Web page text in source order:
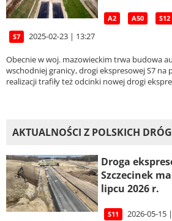
A2 A50 S12
S7 2025-02-23 | 13:27
Obecnie w woj. mazowieckim trwa budowa
wschodniej granicy, drogi ekspresowej S7 na
realizacji trafiły też odcinki nowej drogi
AKTUALNOŚCI Z POLSKICH DRÓG
Droga
Szczecinek
lipcu 2026 r.
S11 2026-05-15